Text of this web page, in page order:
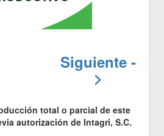
Siguiente -
>
total o parcial de este
autorización de Intagri, S.C.